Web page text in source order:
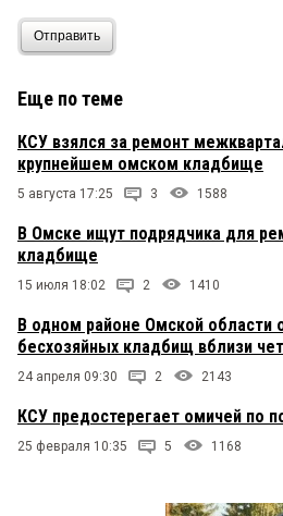
Отправить
Еще по теме
КСУ взялся за ремонт
крупнейшем омском кладбище
5 августа 17:25 3 1588
В Омске ищут подрядчика для
кладбище
15 июля 18:02 2 1410
В одном районе Омской области
бесхозяйных кладбищ вблизи
24 апреля 09:30 2 2143
КСУ предостерегает омичей по
25 февраля 10:35 5 1168